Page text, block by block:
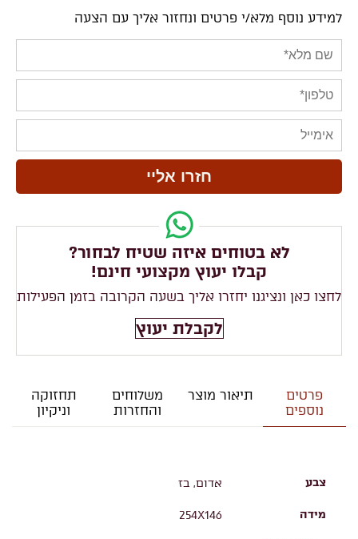
למידע נוסף מלא/י פרטים ונחזור אליך עם הצעה
לא בטוחים איזה שטיח לבחור?
קבלו יעוץ מקצועי חינם!
לחצו כאן ונציגנו יחזרו אליך בשעה הקרובה בזמן הפעילות
לקבלת יעוץ
פרטים
נוספים
תיאור מוצר
משלוחים
והחזרות
תחזוקה
וניקיון
צבע אדום, בז
מידה 254X146